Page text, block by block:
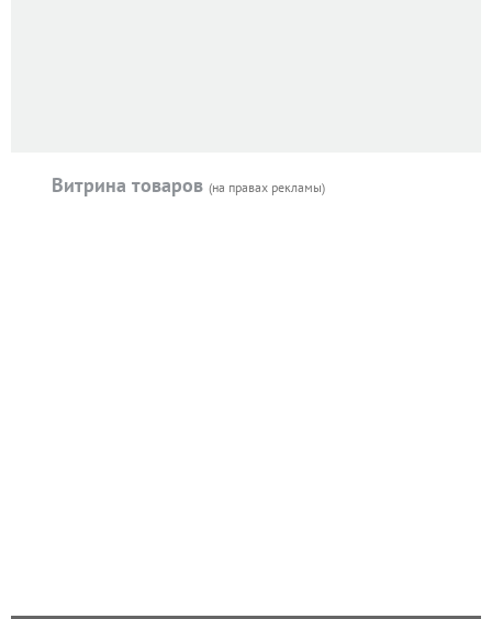
Витрина товаров (на правах рекламы)